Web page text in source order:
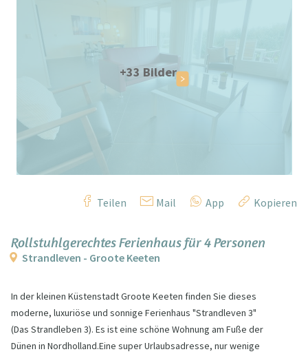
+33 Bilder
Teilen Mail App Kopieren
Rollstuhlgerechtes Ferienhaus für 4 Personen
Strandleven - Groote Keeten
In der kleinen Küstenstadt Groote Keeten finden Sie dieses
moderne, luxuriöse und sonnige Ferienhaus "Strandleven 3"
(Das Strandleben 3). Es ist eine schöne Wohnung am Fuße der
Dünen in Nordholland.Eine super Urlaubsadresse, nur wenige